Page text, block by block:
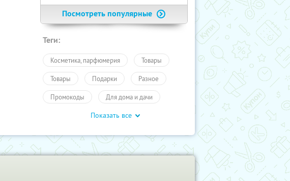
Посмотреть популярные
Теги:
Косметика, парфюмерия Товары
Товары Подарки Разное
Промокоды Для дома и дачи
Показать все